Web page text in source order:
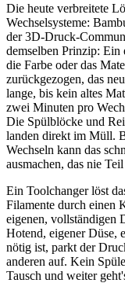
Die heute verbreitete
Wechselsysteme:
der 3D-Druck-
demselben Prinzip: Ein
die Farbe oder das
zurückgezogen, das
lange, bis kein altes
zwei Minuten pro
Die Spülblöcke und
landen direkt im Müll.
Wechseln kann das
ausmachen, das nie
Ein Toolchanger löst
Filamente durch einen
eigenen, vollständigen
Hotend, eigener Düse,
nötig ist, parkt der
anderen auf. Kein
Tausch und weiter